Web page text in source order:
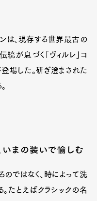
は、現存する世界最古の
統が息づく「ヴィルレ」コ
場した。研ぎ澄まされた
いまの装いで愉しむ
ではなく、時によって洗
たとえばクラシックの名